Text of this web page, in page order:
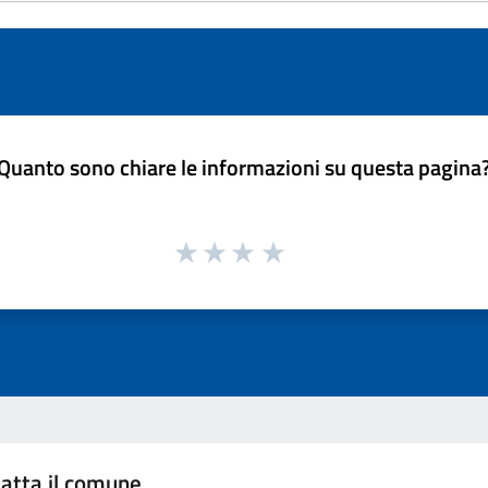
sono chiare le informazioni su questa